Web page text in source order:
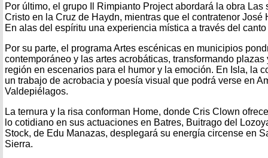
Por último, el grupo Il Rimpianto Project abordará la obra Las
Cristo en la Cruz de Haydn, mientras que el contratenor José
En alas del espíritu una experiencia mística a través del
Por su parte, el programa Artes escénicas en municipios
contemporáneo y las artes acrobáticas, transformando
región en escenarios para el humor y la emoción. En Isla, la
un trabajo de acrobacia y poesía visual que podrá verse en
Valdepiélagos.
La ternura y la risa conforman Home, donde Cris Clown
lo cotidiano en sus actuaciones en Batres, Buitrago del
Stock, de Edu Manazas, desplegará su energía circense en
Sierra.